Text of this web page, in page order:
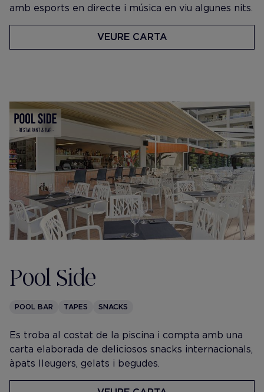
amb esports en directe i música en viu algunes nits.
VEURE CARTA
Pool Side
POOL BAR TAPES SNACKS
Es troba al costat de la piscina i compta amb una
carta elaborada de deliciosos snacks internacionals,
àpats lleugers, gelats i begudes.